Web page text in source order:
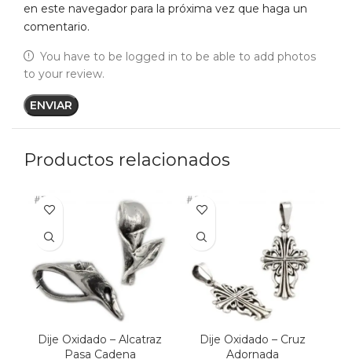
en este navegador para la próxima vez que haga un
comentario.
You have to be logged in to be able to add photos
to your review.
Productos relacionados
Dije Oxidado – Alcatraz
Pasa Cadena
Dije Oxidado – Cruz
Adornada